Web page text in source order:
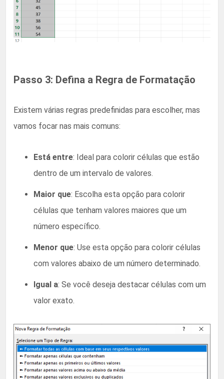
Passo 3: Defina a Regra de Formatação
Existem várias regras predefinidas para escolher, mas
vamos focar nas mais comuns:
Está entre: Ideal para colorir células que estão
dentro de um intervalo de valores.
Maior que: Escolha esta opção para colorir
células que tenham valores maiores que um
número específico.
Menor que: Use esta opção para colorir células
com valores abaixo de um número determinado.
Igual a: Se você deseja destacar células com um
valor exato.